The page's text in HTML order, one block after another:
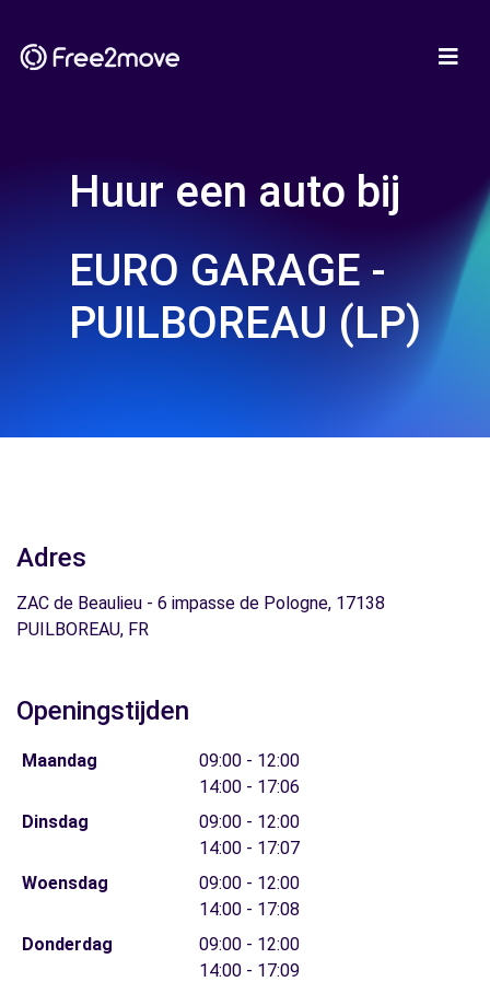
Huur een auto bij
EURO GARAGE -
PUILBOREAU (LP)
Adres
ZAC de Beaulieu - 6 impasse de Pologne, 17138
PUILBOREAU, FR
Openingstijden
Maandag
09:00 - 12:00
14:00 - 17:06
Dinsdag
09:00 - 12:00
14:00 - 17:07
Woensdag
09:00 - 12:00
14:00 - 17:08
Donderdag
09:00 - 12:00
14:00 - 17:09